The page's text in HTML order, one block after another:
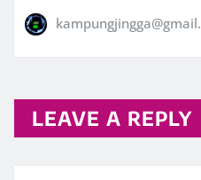
LEAVE A REPLY